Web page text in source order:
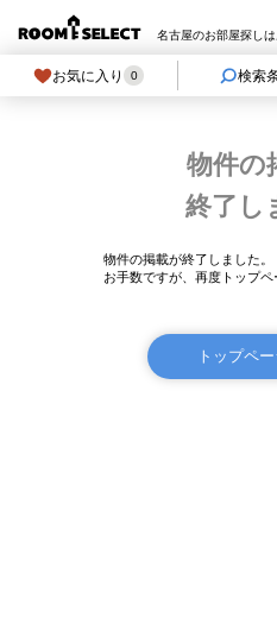
名古屋のお部屋探し
お気に入り 0 検索
物件の
終了し
物件の掲載が終了しました。
お手数ですが、再度トップペ
トップペ